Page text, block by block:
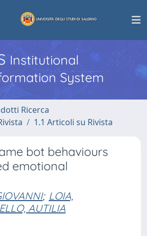
Institutional
System
Ricerca
1.1 Articoli su Rivista
bot behaviours
emotional
; LOIA,
AUTILIA